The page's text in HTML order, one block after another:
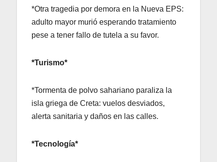
*Otra tragedia por demora en la Nueva EPS:
adulto mayor murió esperando tratamiento
pese a tener fallo de tutela a su favor.
*Turismo*
*Tormenta de polvo sahariano paraliza la
isla griega de Creta: vuelos desviados,
alerta sanitaria y daños en las calles.
*Tecnología*